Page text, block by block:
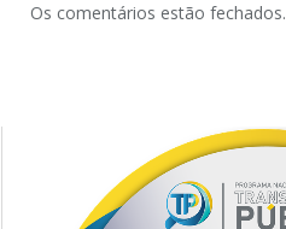
Os comentários estão fechados.